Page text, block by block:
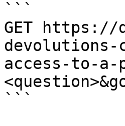
```
GET https://
access-to-a-
```